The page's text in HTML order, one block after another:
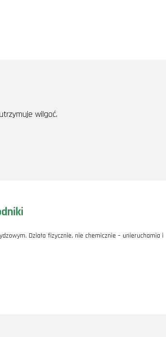
wilgoć.
Działa fizycznie, nie chemicznie – unieruchamia i